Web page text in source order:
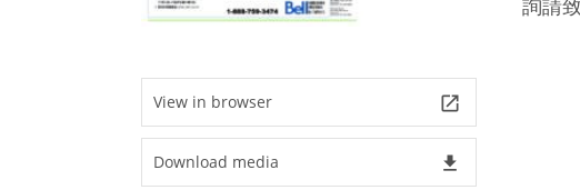
View in browser launch
Download media file_download
詢請